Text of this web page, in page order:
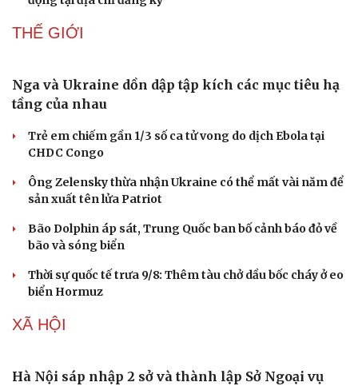
THẾ GIỚI
Nga và Ukraine dồn dập tập kích các mục tiêu hạ
tầng của nhau
Trẻ em chiếm gần 1/3 số ca tử vong do dịch Ebola tại
CHDC Congo
Ông Zelensky thừa nhận Ukraine có thể mất vài năm để
sản xuất tên lửa Patriot
Bão Dolphin áp sát, Trung Quốc ban bố cảnh báo đỏ về
bão và sóng biển
Thời sự quốc tế trưa 9/8: Thêm tàu chở dầu bốc cháy ở eo
biển Hormuz
XÃ HỘI
Hà Nội sáp nhập 2 sở và thành lập Sở Ngoại vụ